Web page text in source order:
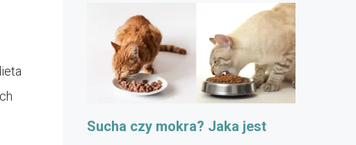
Sucha czy mokra? Jaka jest